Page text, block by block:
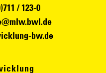
/ 123-0
bw.de